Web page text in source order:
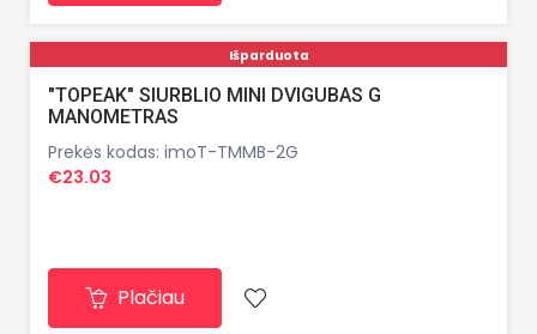
Išparduota
"TOPEAK" SIURBLIO MINI DVIGUBAS G
MANOMETRAS
Prekės kodas: imoT-TMMB-2G
€23.03
Plačiau